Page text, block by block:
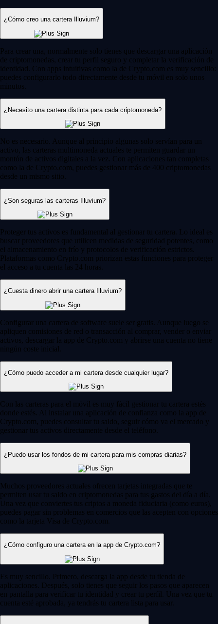
¿Cómo creo una cartera Illuvium?
Para crear una, normalmente solo tienes que descargar una aplicación
de criptomonedas, crear tu perfil seguro y completar la verificación de
identidad. Con apps intuitivas como la de Crypto.com es muy sencillo:
puedes configurarlo todo directamente desde tu móvil en solo unos
minutos.
¿Necesito una cartera distinta para cada criptomoneda?
No es necesario. Aunque al principio algunas solo servían para un
activo, las carteras multimoneda actuales te permiten guardar un
montón de activos digitales a la vez. Con aplicaciones tan completas
como la de Crypto.com, puedes gestionar más de 400 criptomonedas
desde un mismo sitio.
¿Son seguras las carteras Illuvium?
Proteger tus activos es fundamental al gestionar tu cartera. Lo ideal es
buscar proveedores que utilicen medidas de seguridad potentes, como
el almacenamiento en frío y protocolos de verificación estrictos.
Plataformas como Crypto.com priorizan estas funciones para proteger
el acceso a tu cuenta las 24 horas.
¿Cuesta dinero abrir una cartera Illuvium?
Configurar una cartera de software suele ser gratis. Aunque luego se
apliquen comisiones de red o transacción al comprar, vender o enviar
activos, descargar la app de Crypto.com y abrirse una cuenta no tiene
ningún coste inicial.
¿Cómo puedo acceder a mi cartera desde cualquier lugar?
Con las carteras para el móvil es muy fácil gestionar tu cartera estés
donde estés. Al instalar una aplicación de confianza como la app de
Crypto.com, puedes consultar tu saldo, seguir cómo va el mercado y
gestionar tus activos directamente desde el teléfono.
¿Puedo usar los fondos de mi cartera para mis compras diarias?
Muchos proveedores actuales ofrecen tarjetas integradas que te
permiten usar tu saldo en criptomonedas para tus gastos del día a día.
Una vez que conviertes tus criptos a moneda fiduciaria (como euros),
puedes pagar sin problemas en comercios que las acepten con opciones
como la tarjeta Visa de Crypto.com.
¿Cómo configuro una cartera en la app de Crypto.com?
Es muy sencillo. Primero, descarga la app desde tu tienda de
aplicaciones. Después, solo tienes que seguir los pasos que aparecen
en pantalla para verificar tu identidad y crear tu perfil. Una vez que tu
cuenta esté aprobada, ya tendrás tu cartera lista para usar.